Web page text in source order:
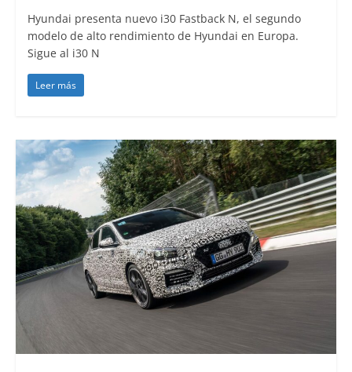
Hyundai presenta nuevo i30 Fastback N, el segundo
modelo de alto rendimiento de Hyundai en Europa.
Sigue al i30 N
Leer más